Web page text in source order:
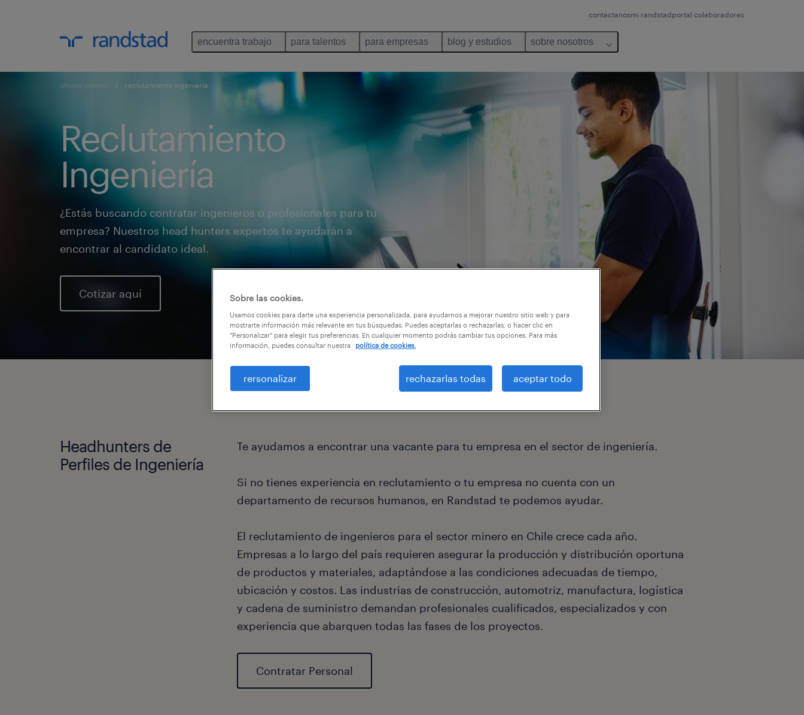
contactanosmi randstadportal colaboradores
encuentra trabajo para talentos para empresas blog y estudios sobre nosotros
oficina central reclutamiento ingeniería
Reclutamiento
Ingeniería
¿Estás buscando contratar ingenieros o profesionales para tu
empresa? Nuestros head hunters expertos te ayudarán a
encontrar al candidato ideal.
Cotizar aquí
Headhunters de
Perfiles de Ingeniería
Te ayudamos a encontrar una vacante para tu empresa en el sector de ingeniería.
Si no tienes experiencia en reclutamiento o tu empresa no cuenta con un
departamento de recursos humanos, en Randstad te podemos ayudar.
El reclutamiento de ingenieros para el sector minero en Chile crece cada año.
Empresas a lo largo del país requieren asegurar la producción y distribución oportuna
de productos y materiales, adaptándose a las condiciones adecuadas de tiempo,
ubicación y costos. Las industrias de construcción, automotriz, manufactura, logística
y cadena de suministro demandan profesionales cualificados, especializados y con
experiencia que abarquen todas las fases de los proyectos.
Contratar Personal
Sobre las cookies.
Usamos cookies para darte una experiencia personalizada, para ayudarnos a mejorar nuestro sitio web y para
mostrarte información más relevante en tus búsquedas. Puedes aceptarlas o rechazarlas, o hacer clic en
"Personalizar" para elegir tus preferencias. En cualquier momento podrás cambiar tus opciones. Para más
información, puedes consultar nuestra
política de cookies.
rersonalizar rechazarlas todas aceptar todo